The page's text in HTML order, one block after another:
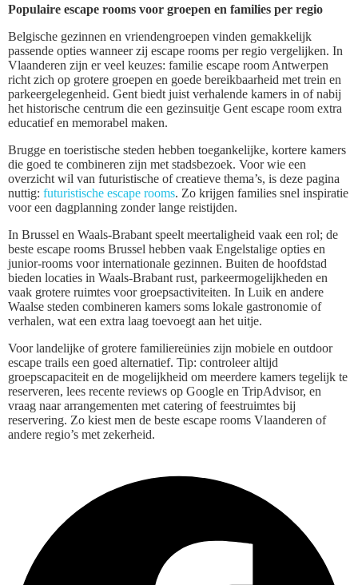
Populaire escape rooms voor groepen en families per regio
Belgische gezinnen en vriendengroepen vinden gemakkelijk
passende opties wanneer zij escape rooms per regio vergelijken. In
Vlaanderen zijn er veel keuzes: familie escape room Antwerpen
richt zich op grotere groepen en goede bereikbaarheid met trein en
parkeergelegenheid. Gent biedt juist verhalende kamers in of nabij
het historische centrum die een gezinsuitje Gent escape room extra
educatief en memorabel maken.
Brugge en toeristische steden hebben toegankelijke, kortere kamers
die goed te combineren zijn met stadsbezoek. Voor wie een
overzicht wil van futuristische of creatieve thema’s, is deze pagina
nuttig: futuristische escape rooms. Zo krijgen families snel inspiratie
voor een dagplanning zonder lange reistijden.
In Brussel en Waals-Brabant speelt meertaligheid vaak een rol; de
beste escape rooms Brussel hebben vaak Engelstalige opties en
junior-rooms voor internationale gezinnen. Buiten de hoofdstad
bieden locaties in Waals-Brabant rust, parkeermogelijkheden en
vaak grotere ruimtes voor groepsactiviteiten. In Luik en andere
Waalse steden combineren kamers soms lokale gastronomie of
verhalen, wat een extra laag toevoegt aan het uitje.
Voor landelijke of grotere familiereünies zijn mobiele en outdoor
escape trails een goed alternatief. Tip: controleer altijd
groepscapaciteit en de mogelijkheid om meerdere kamers tegelijk te
reserveren, lees recente reviews op Google en TripAdvisor, en
vraag naar arrangementen met catering of feestruimtes bij
reservering. Zo kiest men de beste escape rooms Vlaanderen of
andere regio’s met zekerheid.